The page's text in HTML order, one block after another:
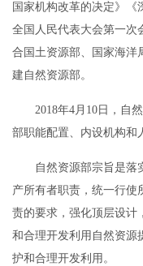
国家机构改革的决定》
全国人民代表大会第一次
合国土资源部、国家海洋
建自然资源部。
2018年4月10日，自
部职能配置、内设机构和
自然资源部宗旨是落
产所有者职责，统一行使
责的要求，强化顶层设计
和合理开发利用自然资源
护和合理开发利用。